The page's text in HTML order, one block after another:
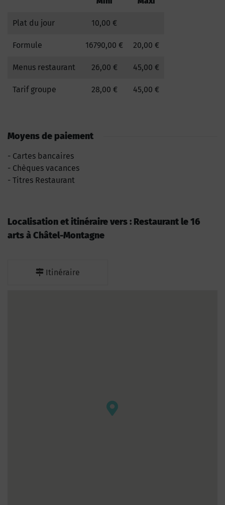
Plat du jour 10,00 €
Formule 16790,00 € 20,00 €
Menus restaurant 26,00 € 45,00 €
Tarif groupe 28,00 € 45,00 €
Moyens de paiement
Cartes bancaires
Chèques vacances
Titres Restaurant
Localisation et itinéraire vers : Restaurant le 16
arts à Châtel-Montagne
Itinéraire